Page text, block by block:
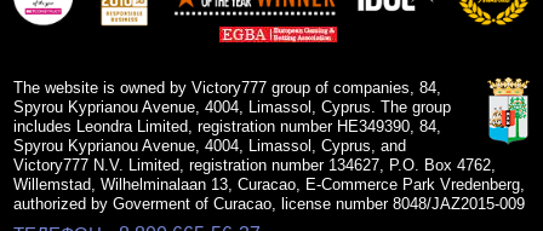
Orca
The website is owned by Victory777 group of companies, 84,
Spyrou Kyprianou Avenue, 4004, Limassol, Cyprus. The group
includes Leondra Limited, registration number HE349390, 84,
Spyrou Kyprianou Avenue, 4004, Limassol, Cyprus, and
Victory777 N.V. Limited, registration number 134627, P.O. Box 4762,
Willemstad, Wilhelminalaan 13, Curacao, E-Commerce Park Vredenberg,
authorized by Goverment of Curacao, license number 8048/JAZ2015-009